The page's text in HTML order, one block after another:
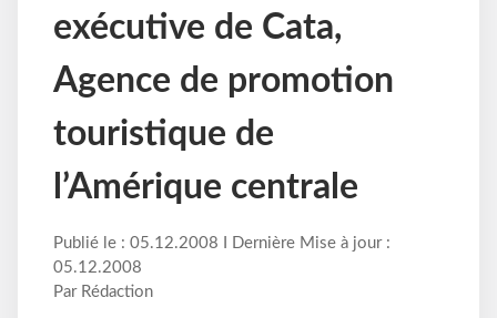
exécutive de Cata,
Agence de promotion
touristique de
l’Amérique centrale
Publié le : 05.12.2008 I Dernière Mise à jour :
05.12.2008
Par Rédaction